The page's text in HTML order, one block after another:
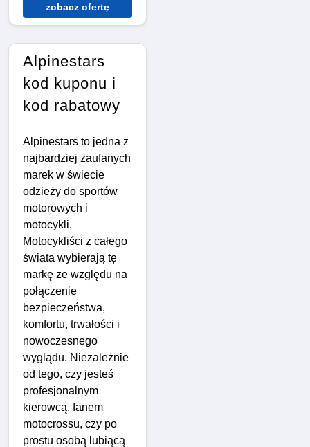
zobacz ofertę
Alpinestars
kod kuponu i
kod rabatowy
Alpinestars to jedna z
najbardziej zaufanych
marek w świecie
odzieży do sportów
motorowych i
motocykli.
Motocykliści z całego
świata wybierają tę
markę ze względu na
połączenie
bezpieczeństwa,
komfortu, trwałości i
nowoczesnego
wyglądu. Niezależnie
od tego, czy jesteś
profesjonalnym
kierowcą, fanem
motocrossu, czy po
prostu osobą lubiącą